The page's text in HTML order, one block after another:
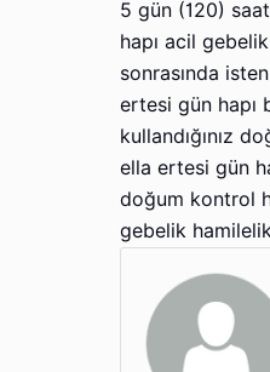
5 gün (120)
hapı acil
sonrasında
ertesi gün hapı
kullandığınız
ella ertesi gün
doğum kontrol
gebelik